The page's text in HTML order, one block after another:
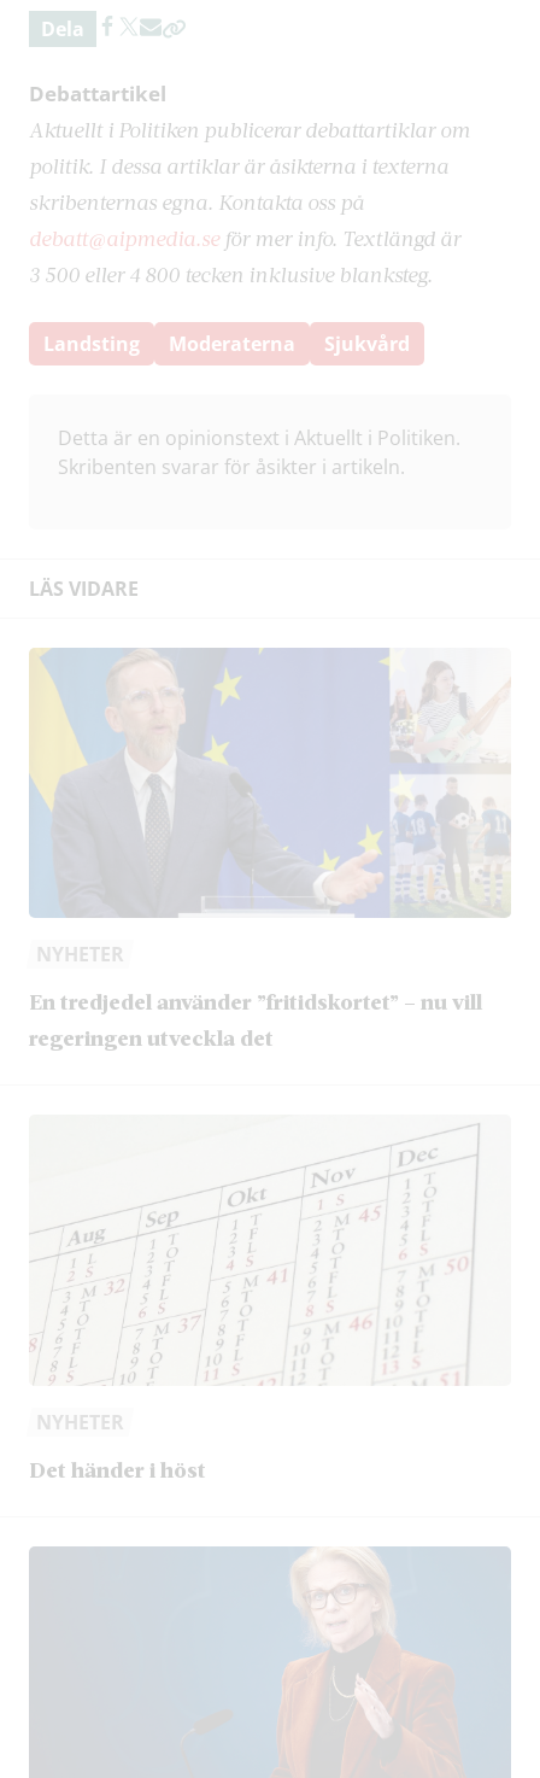
Dela
Debattartikel
Aktuellt i Politiken publicerar debattartiklar om
politik. I dessa artiklar är åsikterna i texterna
skribenternas egna. Kontakta oss på
debatt@aipmedia.seför mer info. Textlängd är
3 500 eller 4 800 tecken inklusive blanksteg.
Landsting Moderaterna Sjukvård
Detta är en opinionstext i Aktuellt i Politiken.
Skribenten svarar för åsikter i artikeln.
LÄS VIDARE
NYHETER
En tredjedel använder ”fritidskortet” – nu vill
regeringen utveckla det
NYHETER
Det händer i höst